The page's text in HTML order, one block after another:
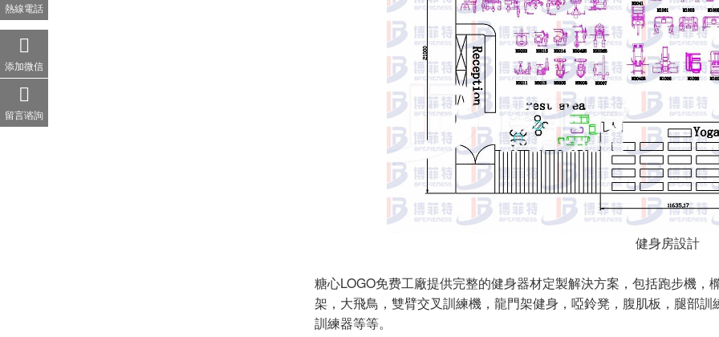
健身房設計
糖心LOGO免费工廠提供完整的健身器材定製解決方案，包括跑步機，
架，大飛鳥，雙臂交叉訓練機，龍門架健身，啞鈴凳，腹肌板，腿部
訓練器等等。
熱線電話
添加微信
留言谘詢